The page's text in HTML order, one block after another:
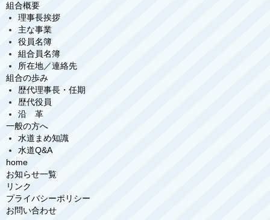
組合概要
理事長挨拶
主な事業
役員名簿
組合員名簿
所在地／連絡先
組合の歩み
歴代理事長・任期
歴代役員
沿 革
一般の方へ
水道まめ知識
水道Q&A
home
お知らせ一覧
リンク
プライバシーポリシー
お問い合わせ